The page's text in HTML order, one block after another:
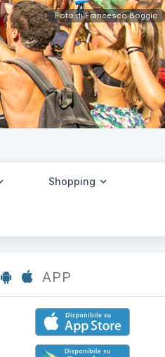
Foto di Francesco Boggio
Shopping
APP